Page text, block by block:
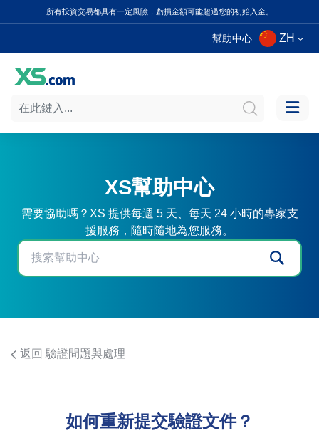
所有投資交易都具有一定風險，虧損金額可能超過您的初始入金。
幫助中心 ZH
XS幫助中心
需要協助嗎？XS 提供每週 5 天、每天 24 小時的專家支
援服務，隨時隨地為您服務。
返回 驗證問題與處理
如何重新提交驗證文件？